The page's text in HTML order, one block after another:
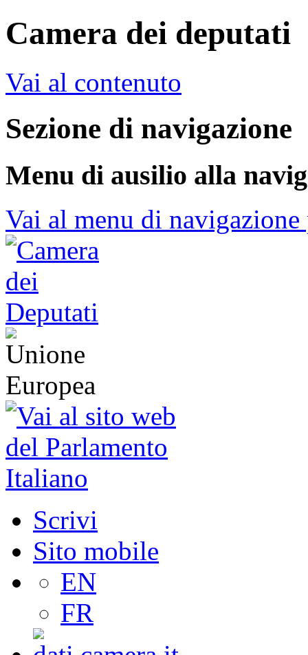
Camera dei deputati
Vai al contenuto
Sezione di navigazione
Menu di ausilio alla
Vai al menu di
Scrivi
Sito mobile
EN
FR